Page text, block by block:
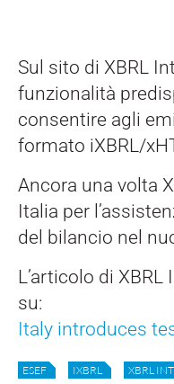
Sul sito di XBRL
funzionalità
consentire agli
formato iXBRL/
Ancora una volta
Italia per
del bilancio nel
L’articolo di
su:
Italy introduces
ESEF IXBRL XBRL